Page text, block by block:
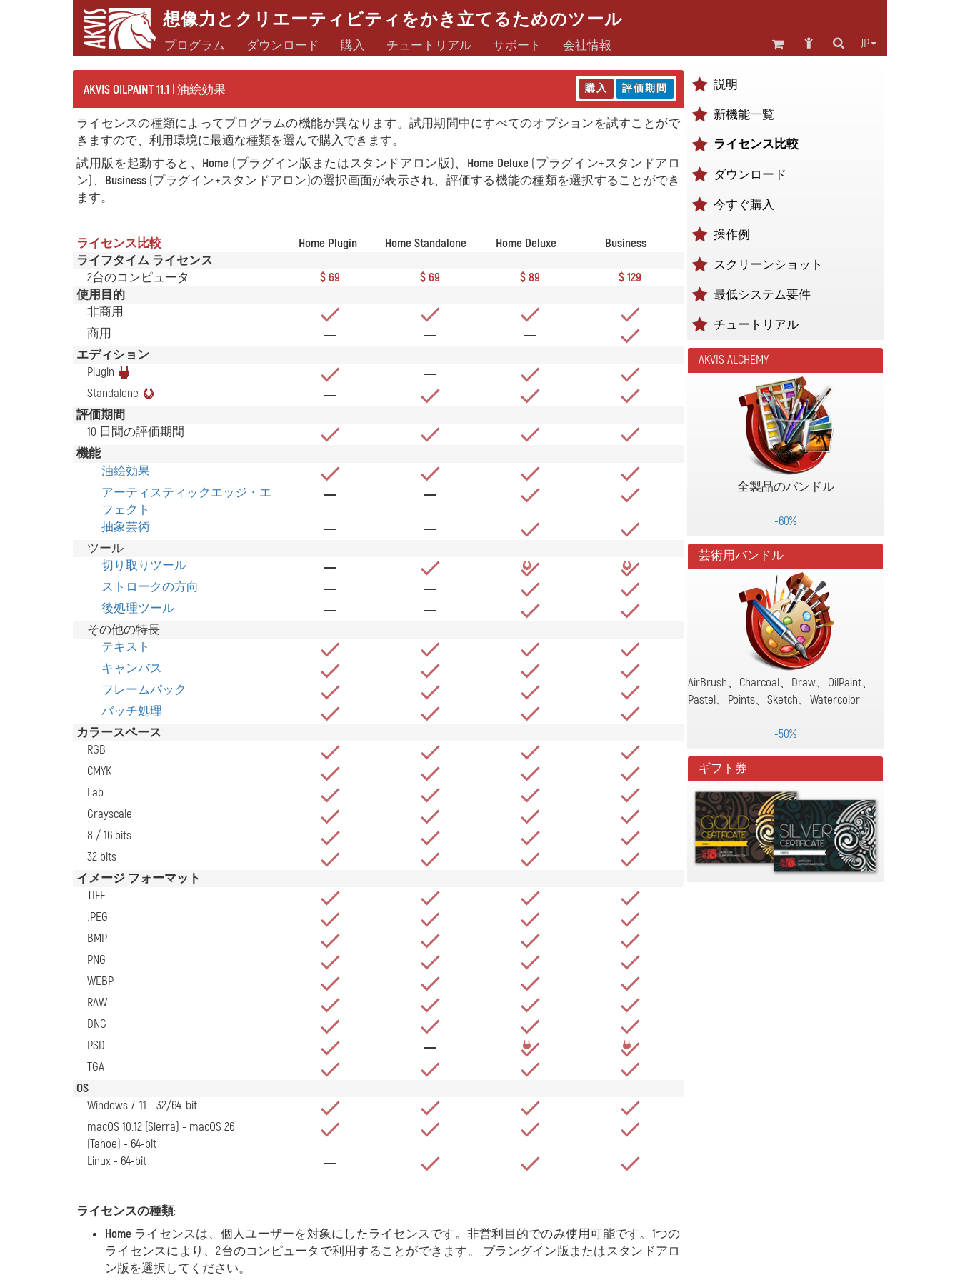
想像力とクリエーティビティをかき立てるためのツール
JP
プログラム ダウンロード 購入 チュートリアル サポート 会社情報
AKVIS OILPAINT 11.1 | 油絵効果 購入 評価期間
ライセンスの種類によってプログラムの機能が異なります。試用期間中にすべてのオプションを試すことがで
きますので、利用環境に最適な種類を選んで購入できます。
試用版を起動すると、 Home (プラグイン版またはスタンドアロン版)、 Home Deluxe(プラグイン+スタンドアロ
ン)、 Business(プラグイン+スタンドアロン)の選択画面が表示され、評価する機能の種類を選択することができ
ます。
ライセンス比較 Home Plugin Home Standalone Home Deluxe
Business
ライフタイム ライセンス
2台のコンピュータ
$ 69 $ 69 $ 89
$ 129
使用目的
非商用
商用
エディション
Plugin
Standalone
評価期間
10 日間の評価期間
機能
油絵効果
アーティスティックエッジ・エ
フェクト
抽象芸術
ツール
切り取りツール
ストロークの方向
後処理ツール
その他の特長
テキスト
キャンバス
フレームパック
バッチ処理
カラースペース
RGB
CMYK
Lab
Grayscale
8 / 16 bits
32 bits
イメージ フォーマット
TIFF
JPEG
BMP
PNG
WEBP
RAW
DNG
PSD
TGA
OS
Windows 7-11 - 32/64-bit
macOS 10.12 (Sierra) - macOS 26
(Tahoe) - 64-bit
Linux - 64-bit
ライセンスの種類:
Home ライセンスは、個人ユーザーを対象にしたライセンスです。非営利目的でのみ使用可能です。1つの
ライセンスにより、2台のコンピュータで利用することができます。 プラングイン版またはスタンドアロ
ン版を選択してください。
説明
新機能一覧
ライセンス比較
ダウンロード
今すぐ購入
操作例
スクリーンショット
最低システム要件
チュートリアル
AKVIS ALCHEMY
全製品のバンドル
-60%
芸術用バンドル
AirBrush、Charcoal、Draw、OilPaint、
Pastel、Points、Sketch、Watercolor
-50%
ギフト券